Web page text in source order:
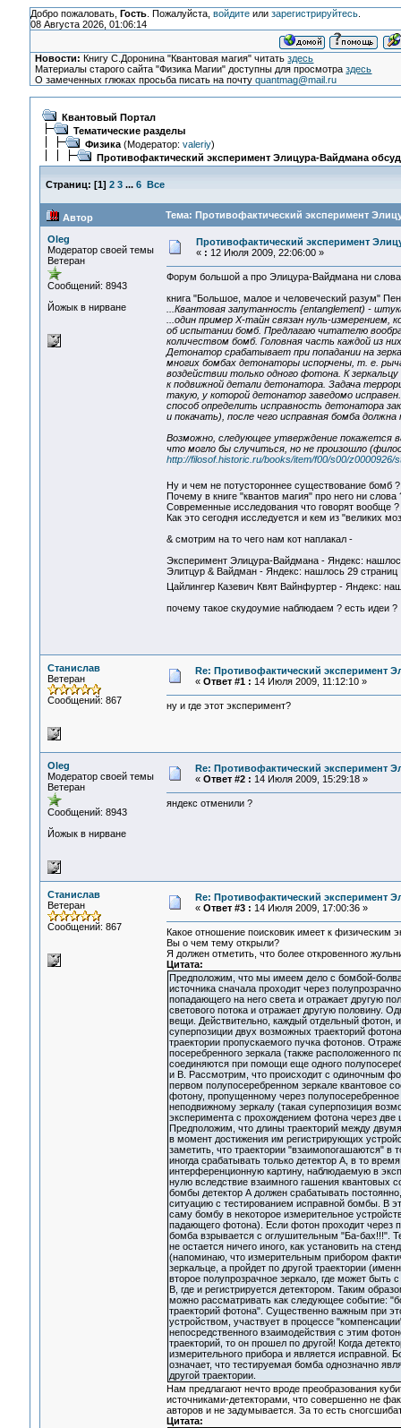
Добро пожаловать, Гость. Пожалуйста, войдитеили зарегистрируйтесь.
08 Августа 2026, 01:06:14
Новости: Книгу С.Доронина "Квантовая магия" читатьздесь
Материалы старого сайта "Физика Магии" доступны для просмотраздесь
О замеченных глюках просьба писать на почтуquantmag@mail.ru
Квантовый Портал
Тематические разделы
Физика(Модератор: valeriy)
Противофактический эксперимент Элицура-Вайдмана
Страниц: [1] 2 3 ... 6 Все
Автор Тема: Противофактический эксперимент
Oleg
Модератор своей темы
Ветеран
Сообщений: 8943
Йожык в нирване
Противофактический эксперимент
« : 12 Июля 2009, 22:06:00 »
Форум большой а про Элицура-Вайдмана ни
книга "Большое, малое и человеческий разум"
...Квантовая запутанность {entanglement) -
...один пример Х-тайн связан нуль-
об испытании бомб. Предлагаю читателю
количеством бомб. Головная часть каждой из
Детонатор срабатывает при попадании на
многих бомбах детонаторы испорчены, т. е.
воздействии только одного фотона. К
к подвижной детали детонатора. Задача
такую, у которой детонатор заведомо
способ определить исправность детонатора
и покачать), после чего исправная бомба
Возможно, следующее утверждение покажется
что могло бы случиться, но не произошло
http://filosof.historic.ru/books/item/f00/s00/z0000926/
Ну и чем не потустороннее существование бомб
Почему в книге "квантов магия" про него ни слова
Современные исследования что говорят вообще ?
Как это сегодня исследуется и кем из "великих
& смотрим на то чего нам кот наплакал -
Эксперимент Элицура-Вайдмана - Яндекс:
Элитцур & Вайдман - Яндекс: нашлось 29 страниц
Цайлингер Казевич Квят Вайнфуртер - Яндекс:
почему такое скудоумие наблюдаем ? есть идеи ?
Станислав
Ветеран
Сообщений: 867
Re: Противофактический эксперимент
« Ответ #1 : 14 Июля 2009, 11:12:10 »
ну и где этот эксперимент?
Oleg
Модератор своей темы
Ветеран
Сообщений: 8943
Йожык в нирване
Re: Противофактический эксперимент
« Ответ #2 : 14 Июля 2009, 15:29:18 »
яндекс отменили ?
Станислав
Ветеран
Сообщений: 867
Re: Противофактический эксперимент
« Ответ #3 : 14 Июля 2009, 17:00:36 »
Какое отношение поисковик имеет к физическим
Вы о чем тему открыли?
Я должен отметить, что более откровенного
Цитата:
Предположим, что мы имеем дело с бомбой-
источника сначала проходит через
попадающего на него света и отражает другую
светового потока и отражает другую половину.
вещи. Действительно, каждый отдельный фотон,
суперпозиции двух возможных траекторий
траектории пропускаемого пучка фотонов.
посеребренного зеркала (также расположенного
соединяются при помощи еще одного
и В. Рассмотрим, что происходит с одиночным
первом полупосеребренном зеркале квантовое
фотону, пропущенному через
неподвижному зеркалу (такая суперпозиция
эксперимента с прохождением фотона через две
Предположим, что длины траекторий между
в момент достижения им регистрирующих
заметить, что траектории "взаимопогашаются" в
иногда срабатывать только детектор А, в то
интерференционную картину, наблюдаемую в
нулю вследствие взаимного гашения квантовых
бомбы детектор А должен срабатывать
ситуацию с тестированием исправной бомбы. В
саму бомбу в некоторое измерительное
падающего фотона). Если фотон проходит через
бомба взрывается с оглушительным "Ба-бах!!!".
не остается ничего иного, как установить на
(напоминаю, что измерительным прибором
зеркальце, а пройдет по другой траектории
второе полупрозрачное зеркало, где может быть
В, где и регистрируется детектором. Таким
можно рассматривать как следующее событие:
траекторий фотона". Существенно важным при
устройством, участвует в процессе
непосредственного взаимодействия с этим
траекторий, то он прошел по другой! Когда
измерительного прибора и является исправной.
означает, что тестируемая бомба однозначно
другой траектории.
Нам предлагают нечто вроде преобразования
источниками-детекторами, что совершенно не
авторов и не задумывается. За то есть
Цитата: